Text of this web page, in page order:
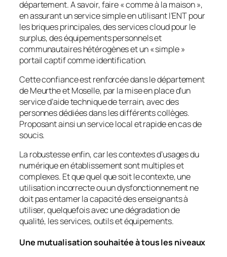
département. A savoir, faire « comme à la maison »,
en assurant un service simple en utilisant l’ENT pour
les briques principales, des services cloud pour le
surplus, des équipements personnels et
communautaires hétérogènes et un « simple »
portail captif comme identification.
Cette confiance est renforcée dans le département
de Meurthe et Moselle, par la mise en place d’un
service d’aide technique de terrain, avec des
personnes dédiées dans les différents collèges.
Proposant ainsi un service local et rapide en cas de
soucis.
La robustesse enfin, car les contextes d’usages du
numérique en établissement sont multiples et
complexes. Et que quel que soit le contexte, une
utilisation incorrecte ou un dysfonctionnement ne
doit pas entamer la capacité des enseignants à
utiliser, quelquefois avec une dégradation de
qualité, les services, outils et équipements.
Une mutualisation souhaitée à tous les niveaux